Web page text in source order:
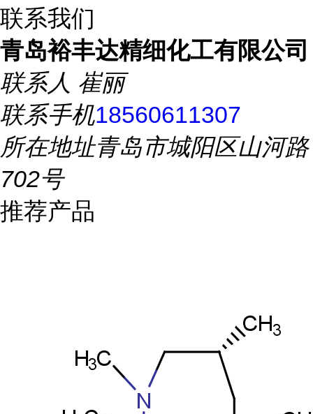
联系我们
青岛裕丰达精细化工有限公司
联系人 崔丽
联系手机18560611307
所在地址青岛市城阳区山河路
702号
推荐产品